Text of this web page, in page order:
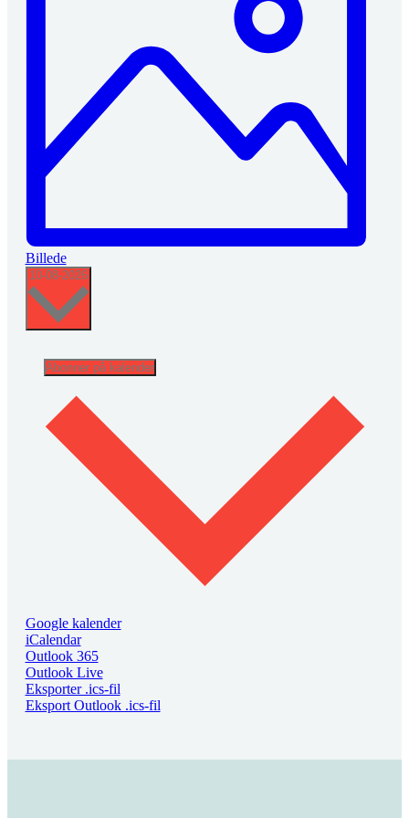
Billede
10-08-2026 Vælg
Abonner på kalender
Google kalender
iCalendar
Outlook 365
Outlook Live
Eksporter .ics-fil
Eksport Outlook .ics-fil